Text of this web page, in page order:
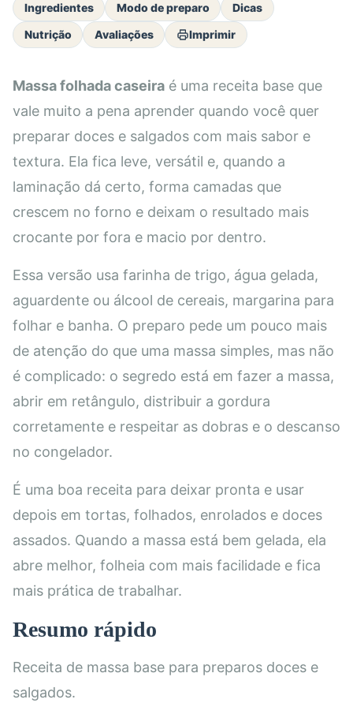
Ingredientes Modo de preparo
Dicas
Nutrição
Avaliações Imprimir
Massa folhada caseira é uma receita base que
vale muito a pena aprender quando você quer
preparar doces e salgados com mais sabor e
textura. Ela fica leve, versátil e, quando a
laminação dá certo, forma camadas que
crescem no forno e deixam o resultado mais
crocante por fora e macio por dentro.
Essa versão usa farinha de trigo, água gelada,
aguardente ou álcool de cereais, margarina para
folhar e banha. O preparo pede um pouco mais
de atenção do que uma massa simples, mas não
é complicado: o segredo está em fazer a massa,
abrir em retângulo, distribuir a gordura
corretamente e respeitar as dobras e o descanso
no congelador.
É uma boa receita para deixar pronta e usar
depois em tortas, folhados, enrolados e doces
assados. Quando a massa está bem gelada, ela
abre melhor, folheia com mais facilidade e fica
mais prática de trabalhar.
Resumo rápido
Receita de massa base para preparos doces e
salgados.